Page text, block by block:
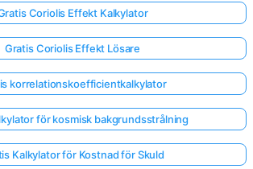
Coriolis Effekt Kalkylator
Gratis Coriolis Effekt Lösare
korrelationskoefficientkalkylator
för kosmisk bakgrundsstrålning
Kalkylator för Kostnad för Skuld